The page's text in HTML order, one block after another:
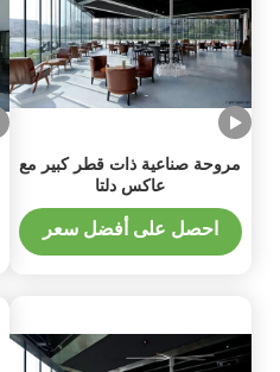
مروحة صناعية ذات قطر كبير مع
عاكس دلتا
احصل على أفضل سعر